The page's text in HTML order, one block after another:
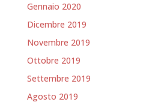
Gennaio 2020
Dicembre 2019
Novembre 2019
Ottobre 2019
Settembre 2019
Agosto 2019